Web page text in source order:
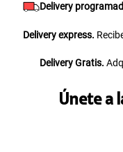
Delivery
Delivery express.
Delivery Gratis.
Únete a